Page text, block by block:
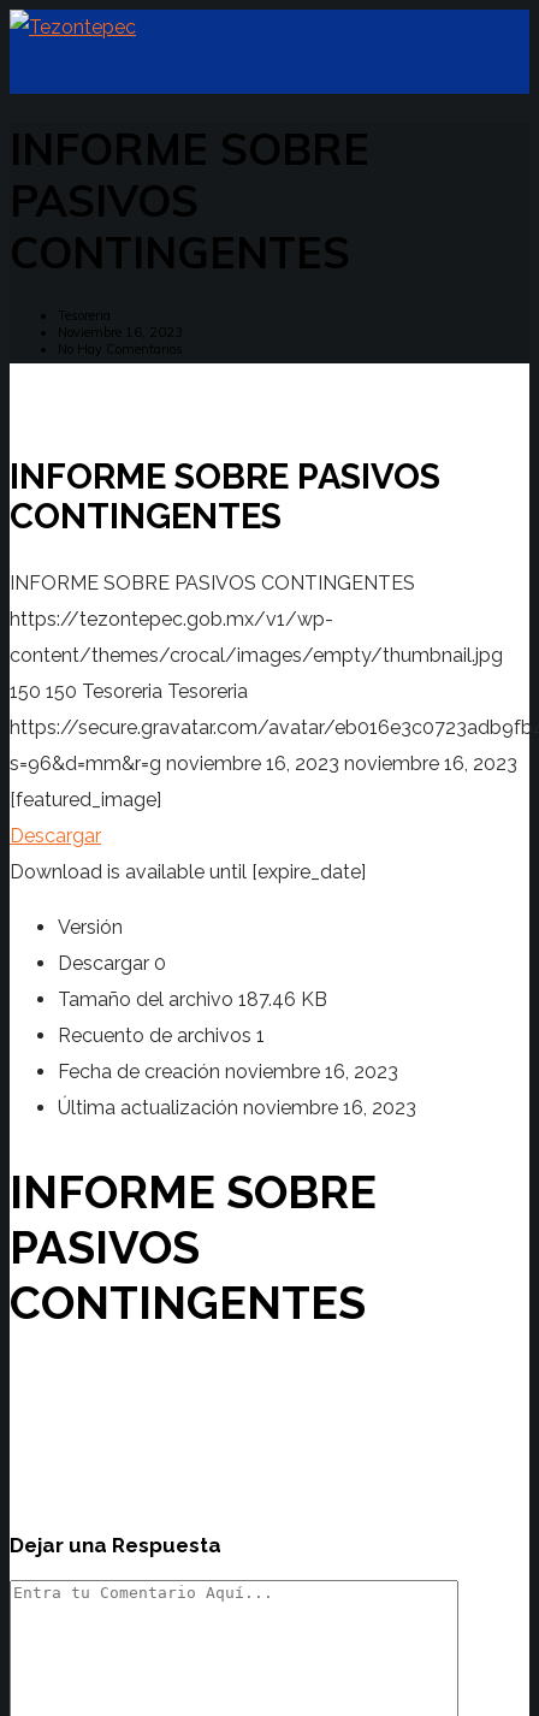
INFORME SOBRE
PASIVOS
CONTINGENTES
Tesoreria
Noviembre 16, 2023
No Hay Comentarios
INFORME SOBRE PASIVOS
CONTINGENTES
INFORME SOBRE PASIVOS CONTINGENTES
https://tezontepec.gob.mx/v1/wp-
content/themes/crocal/images/empty/thumbnail.jpg
150 150 Tesoreria Tesoreria
https://secure.gravatar.com/avatar/
s=96&d=mm&r=g noviembre 16, 2023 noviembre 16, 2023
[featured_image]
Descargar
Download is available until [expire_date]
Versión
Descargar 0
Tamaño del archivo 187.46 KB
Recuento de archivos 1
Fecha de creación noviembre 16, 2023
Última actualización noviembre 16, 2023
INFORME SOBRE
PASIVOS
CONTINGENTES
Dejar una Respuesta